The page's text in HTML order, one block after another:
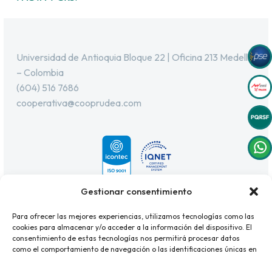
Gestionar consentimiento
Para ofrecer las mejores experiencias, utilizamos tecnologías como las
cookies para almacenar y/o acceder a la información del dispositivo. El
consentimiento de estas tecnologías nos permitirá procesar datos
como el comportamiento de navegación o las identificaciones únicas en
Universidad de Antioquia Bloque 22 | Oficina 213 Medellín
– Colombia
(604) 516 7686
cooperativa@cooprudea.com